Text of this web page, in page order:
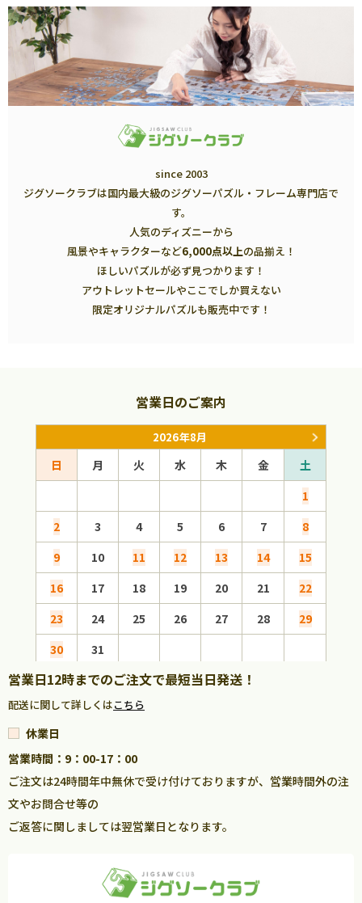
since 2003
ジグソークラブは国内最大級のジグソーパズル・フレーム専門店で
す。
人気のディズニーから
風景やキャラクターなど6,000点以上の品揃え！
ほしいパズルが必ず見つかります！
アウトレットセールやここでしか買えない
限定オリジナルパズルも販売中です！
営業日のご案内
2026年8月
日 月 火 水 木 金
土
1
2
3 4 5 6 7
8
9
10 11 12 13 14
15
16
17 18 19 20 21
22
23
24 25 26 27 28
29
30
31
営業日12時までのご注文で最短当日発送！
配送に関して詳しくはこちら
休業日
営業時間：9：00-17：00
ご注文は24時間年中無休で受け付けておりますが、営業時間外の注
文やお問合せ等の
ご返答に関しましては翌営業日となります。